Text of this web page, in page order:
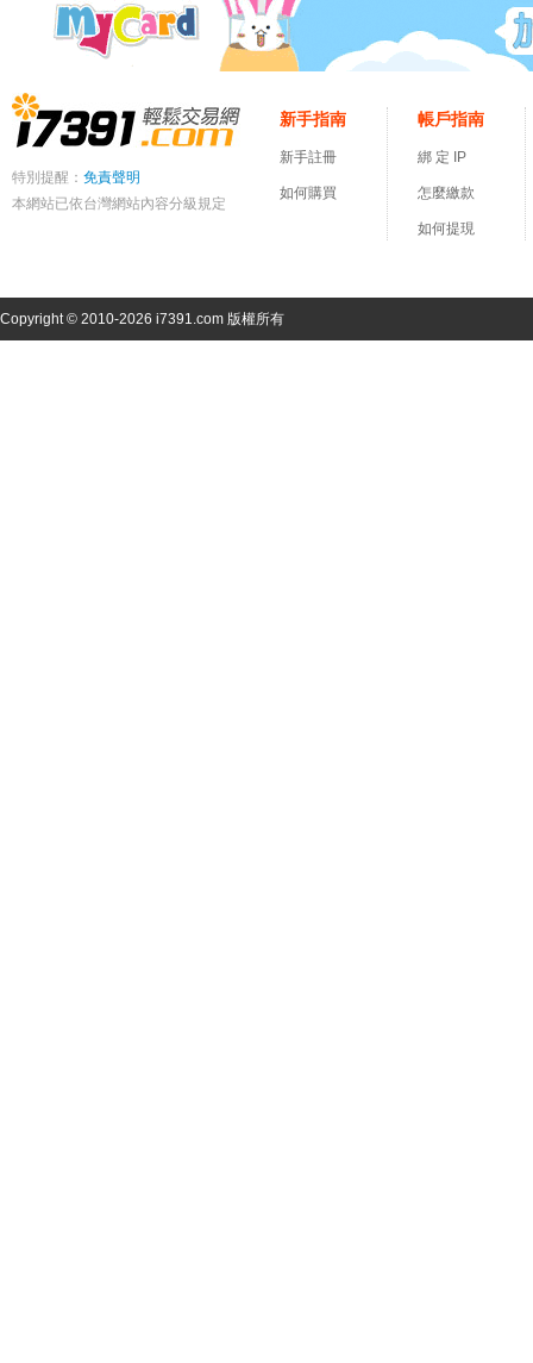
特別提醒： 免責聲明
本網站已依台灣網站內容分級規定
新手指南
新手註冊
如何購買
帳戶指南
綁 定 IP
怎麼繳款
如何提現
Copyright © 2010-2026 i7391.com 版權所有